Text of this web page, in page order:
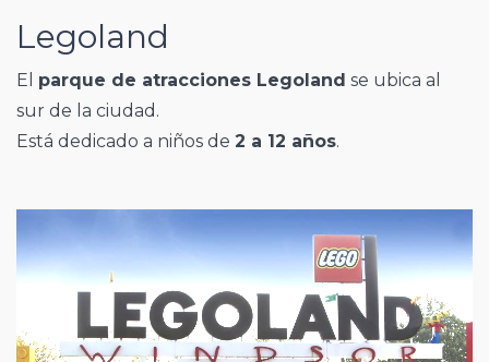
Legoland
El parque de atracciones Legoland se ubica al
sur de la ciudad.
Está dedicado a niños de 2 a 12 años.